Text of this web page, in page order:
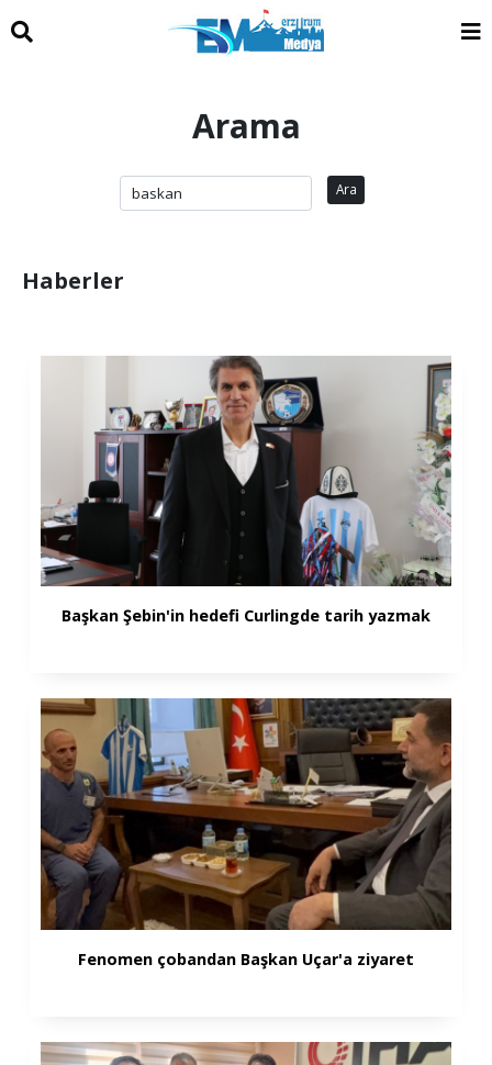
Arama
Ara
Haberler
Başkan Şebin'in hedefi Curlingde tarih yazmak
Fenomen çobandan Başkan Uçar'a ziyaret